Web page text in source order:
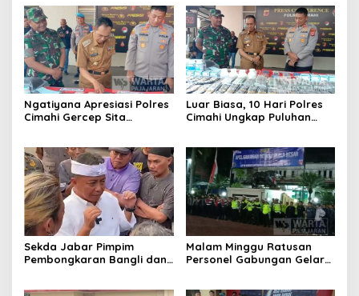
Ngatiyana Apresiasi Polres
Cimahi Gercep Sita
Luar Biasa, 10 Hari Polres
Cimahi Ungkap Puluhan
Sekda Jabar Pimpim
Pembongkaran Bangli dan
Malam Minggu Ratusan
Personel Gabungan Gelar